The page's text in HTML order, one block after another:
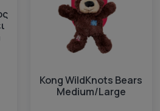
Kong WildKnots Bears
Medium/Large